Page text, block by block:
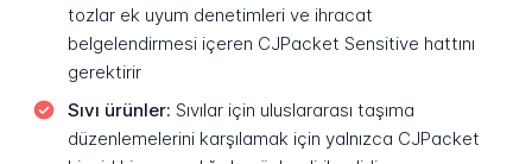
tozlar ek uyum denetimleri ve ihracat
belgelendirmesi içeren CJPacket Sensitive hattını
gerektirir
Sıvı ürünler: Sıvılar için uluslararası taşıma
düzenlemelerini karşılamak için yalnızca CJPacket